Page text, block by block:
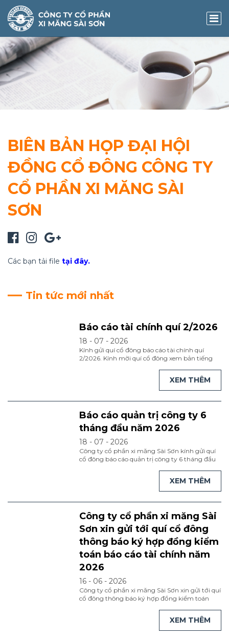
BIÊN BẢN HỌP ĐẠI HỘI
ĐỒNG CỔ ĐÔNG CÔNG TY
CỔ PHẦN XI MĂNG SÀI
SƠN
Các bạn tải file tại đây.
Tin tức mới nhất
Báo cáo tài chính quí 2/2026
18 - 07 - 2026
Kính gửi quí cổ đông báo cáo tài chính quí
2/2026. Kính mời quí cổ đông xem bản tiếng
XEM THÊM
Báo cáo quản trị công ty 6
tháng đầu năm 2026
18 - 07 - 2026
Công ty cổ phần xi măng Sài Sơn kính gửi quí
cổ đông báo cáo quản trị công ty 6 tháng đầu
tiếng việt tại đây 2.Kính mời quí cổ đông xem
XEM THÊM
Công ty cổ phần xi măng Sài
Sơn xin gửi tới quí cổ đông
thông báo ký hợp đồng kiểm
toán báo cáo tài chính năm
2026
16 - 06 - 2026
Công ty cổ phần xi măng Sài Sơn xin gửi tới quí
cổ đông thông báo ký hợp đồng kiểm toán
XEM THÊM